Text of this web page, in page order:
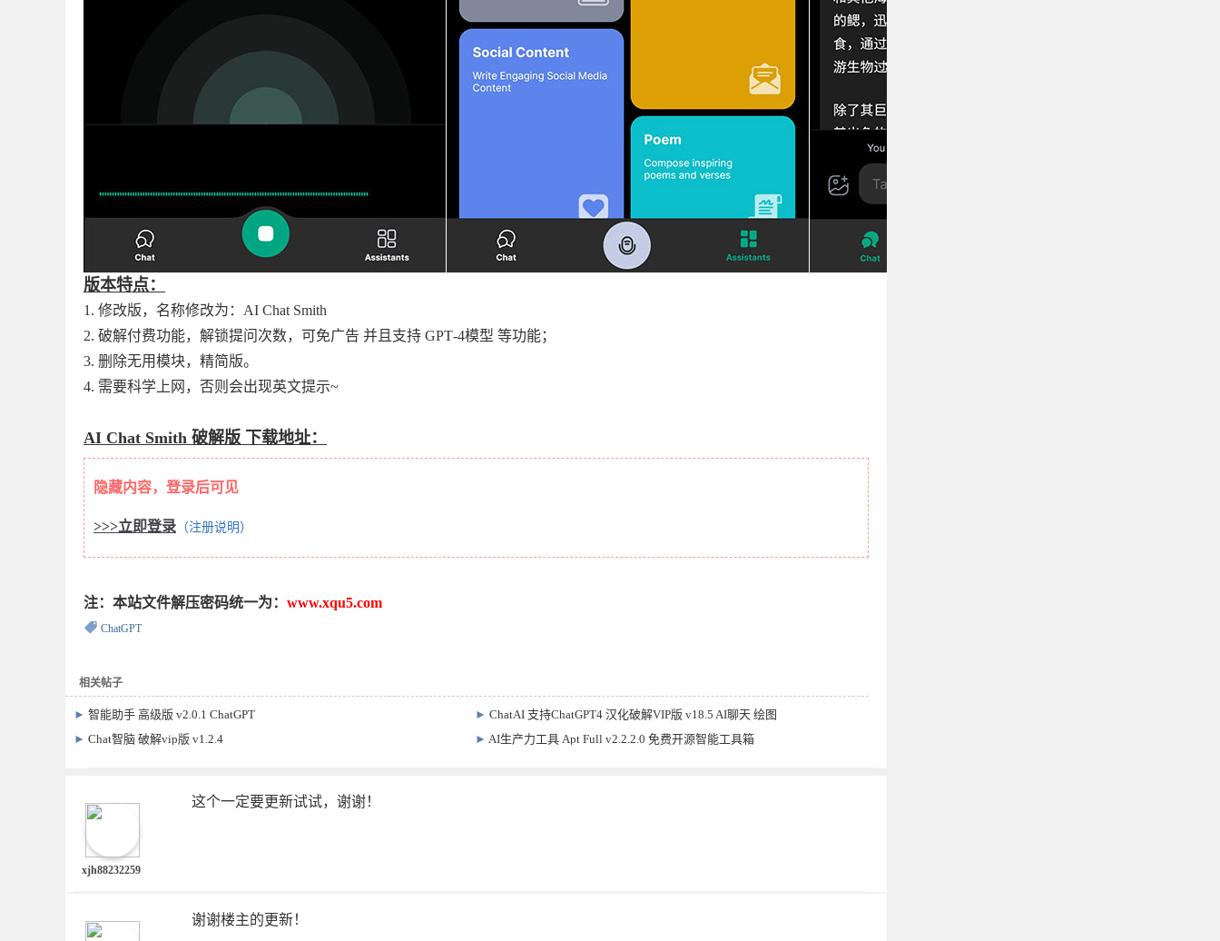
版本特点：
1. 修改版，名称修改为：AI Chat Smith
2. 破解付费功能，解锁提问次数，可免广告 并且支持 GРТ-4模型 等功能；
3. 删除无用模块，精简版。
4. 需要科学上网，否则会出现英文提示~
AI Chat Smith 破解版 下载地址：
隐藏内容，登录后可见
>>>立即登录 （注册说明）
注：本站文件解压密码统一为： www.xqu5.com
ChatGPT
相关帖子
► 智能助手 高级版 v2.0.1 ChatGPT ►ChatAI 支持ChatGPT4 汉化破解VIP版 v18.5 AI聊天 绘图
► Chat智脑 破解vip版 v1.2.4 ► AI生产力工具 Apt Full v2.2.2.0 免费开源智能工具箱
xjh88232259
这个一定要更新试试，谢谢！
谢谢楼主的更新！